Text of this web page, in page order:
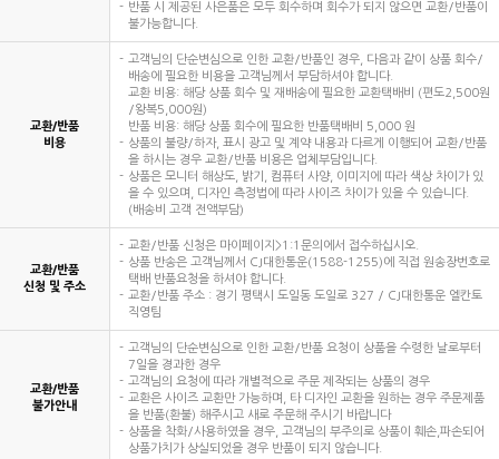
반품 시 제공된 사은품은 모두 회수하며 회수가 되지 않으면 교환/반품이
불가능합니다.
교환/반품
비용
고객님의 단순변심으로 인한 교환/반품인 경우, 다음과 같이 상품 회수/
배송에 필요한 비용을 고객님께서 부담하셔야 합니다.
교환 비용: 해당 상품 회수 및 재배송에 필요한 교환택배비 (편도2,500원
/왕복5,000원)
반품 비용: 해당 상품 회수에 필요한 반품택배비 5,000 원
상품의 불량/하자, 표시 광고 및 계약 내용과 다르게 이행되어 교환/반품
을 하시는 경우 교환/반품 비용은 업체부담입니다.
상품은 모니터 해상도, 밝기, 컴퓨터 사양, 이미지에 따라 색상 차이가 있
을 수 있으며, 디자인 측정법에 따라 사이즈 차이가 있을 수 있습니다.
(배송비 고객 전액부담)
교환/반품
신청 및 주소
교환/반품 신청은 마이페이지>1:1문의에서 접수하십시오.
상품 반송은 고객님께서 CJ대한통운(1588-1255)에 직접 원송장번호로
택배 반품요청을 하셔야 합니다.
교환/반품 주소 : 경기 평택시 도일동 도일로 327 / CJ대한통운 엘칸토
직영팀
교환/반품
불가안내
고객님의 단순변심으로 인한 교환/반품 요청이 상품을 수령한 날로부터
7일을 경과한 경우
고객님의 요청에 따라 개별적으로 주문 제작되는 상품의 경우
교환은 사이즈 교환만 가능하며, 타 디자인 교환을 원하는 경우 주문제품
을 반품(환불) 해주시고 새로 주문해 주시기 바랍니다
상품을 착화/사용하였을 경우, 고객님의 부주의로 상품이 훼손,파손되어
상품가치가 상실되었을 경우 반품이 되지 않습니다.